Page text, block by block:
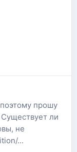
прошу
ли
не
...